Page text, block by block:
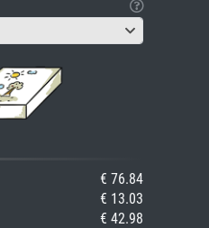
€ 76.84
€ 13.03
€ 42.98